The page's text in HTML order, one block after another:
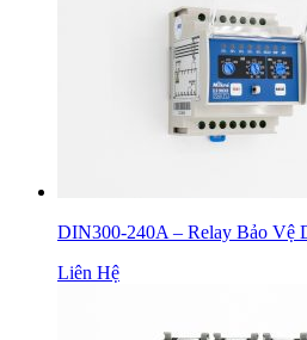
DIN300-240A – Relay Bảo Vệ
Liên Hệ